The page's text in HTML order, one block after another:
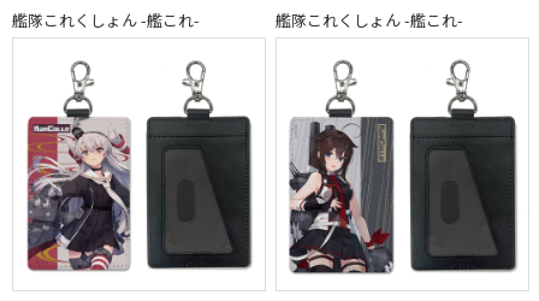
艦隊これくしょん -艦これ- 艦隊これくしょん -艦これ-